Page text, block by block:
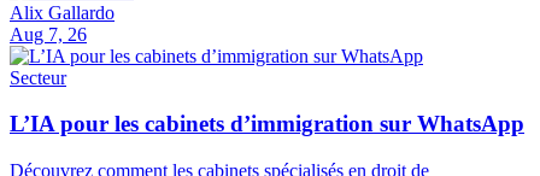
Alix Gallardo
Aug 7, 26
Secteur
L’IA pour les cabinets d’immigration sur WhatsApp
Découvrez comment les cabinets spécialisés en droit de